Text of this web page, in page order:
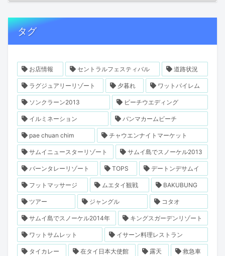
タグ
お店情報 セントラルフェスティバル 道路状況
ラグジュアリーリゾート 夕暮れ ワットパイレム
ソンクラーン2013 ビーチウエディング
イルミネーション バンマカームビーチ
pae chuan chim チャウエンナイトマーケット
サムイニュースターリゾート サムイ島でスノーケル2013
バーンタレーリゾート TOPS デートンデサムイ
フットマッサージ ムエタイ観戦 BAKUBUNG
ツアー ジャングル コタオ
サムイ島でスノーケル2014年 キングスガーデンリゾート
ワットサムレット イサーン料理レストラン
タイカレー 在タイ日本大使館 露天 救急車